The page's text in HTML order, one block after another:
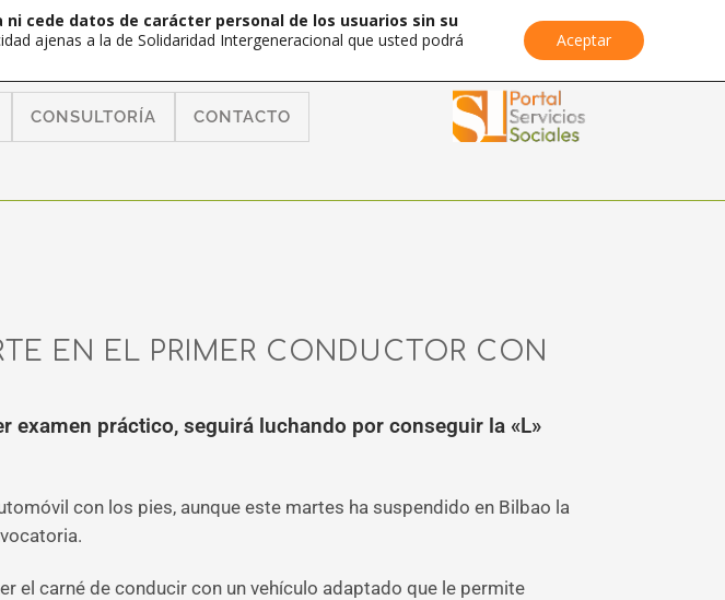
CONSULTORÍA CONTACTO
EN EL PRIMER CONDUCTOR CON
examen práctico, seguirá luchando por conseguir la «L»
con los pies, aunque este martes ha suspendido en Bilbao la
el carné de conducir con un vehículo adaptado que le permite
cede datos de carácter personal de los usuarios sin su
ajenas a la de Solidaridad Intergeneracional que usted podrá
Aceptar